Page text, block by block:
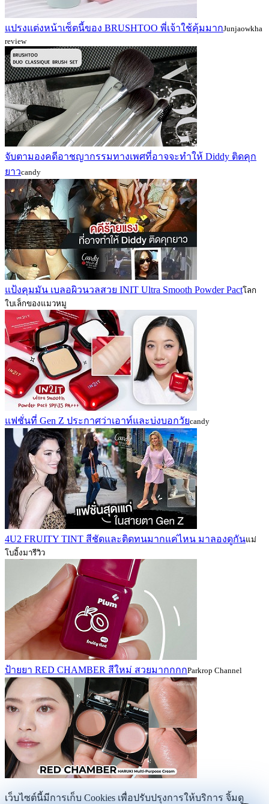
แปรงแต่งหน้าเซ็ตนี้ของ BRUSHTOO พี่เจ้าใช้คุ้มมากJunjaowkha
review
จับตามองคดีอาชญากรรมทางเพศที่อาจจะทำให้ Diddy ติดคุก
ยาวcandy
แป้งคุมมัน เบลอผิวนวลสวย INIT Ultra Smooth Powder Pactโลก
ใบเล็กของแมวหมู
แฟชั่นที่ Gen Z ประกาศว่าเอาท์และบ่งบอกวัยcandy
4U2 FRUITY TINT สีชัดและติดทนมากแค่ไหน มาลองดูกันแม่
โบอิ้งมารีวิว
ป้ายยา RED CHAMBER สีใหม่ สวยมากกกกParkrop Channel
เว็บไซต์นี้มีการเก็บ Cookies เพื่อปรับปรุงการให้บริการ จิ้มดู